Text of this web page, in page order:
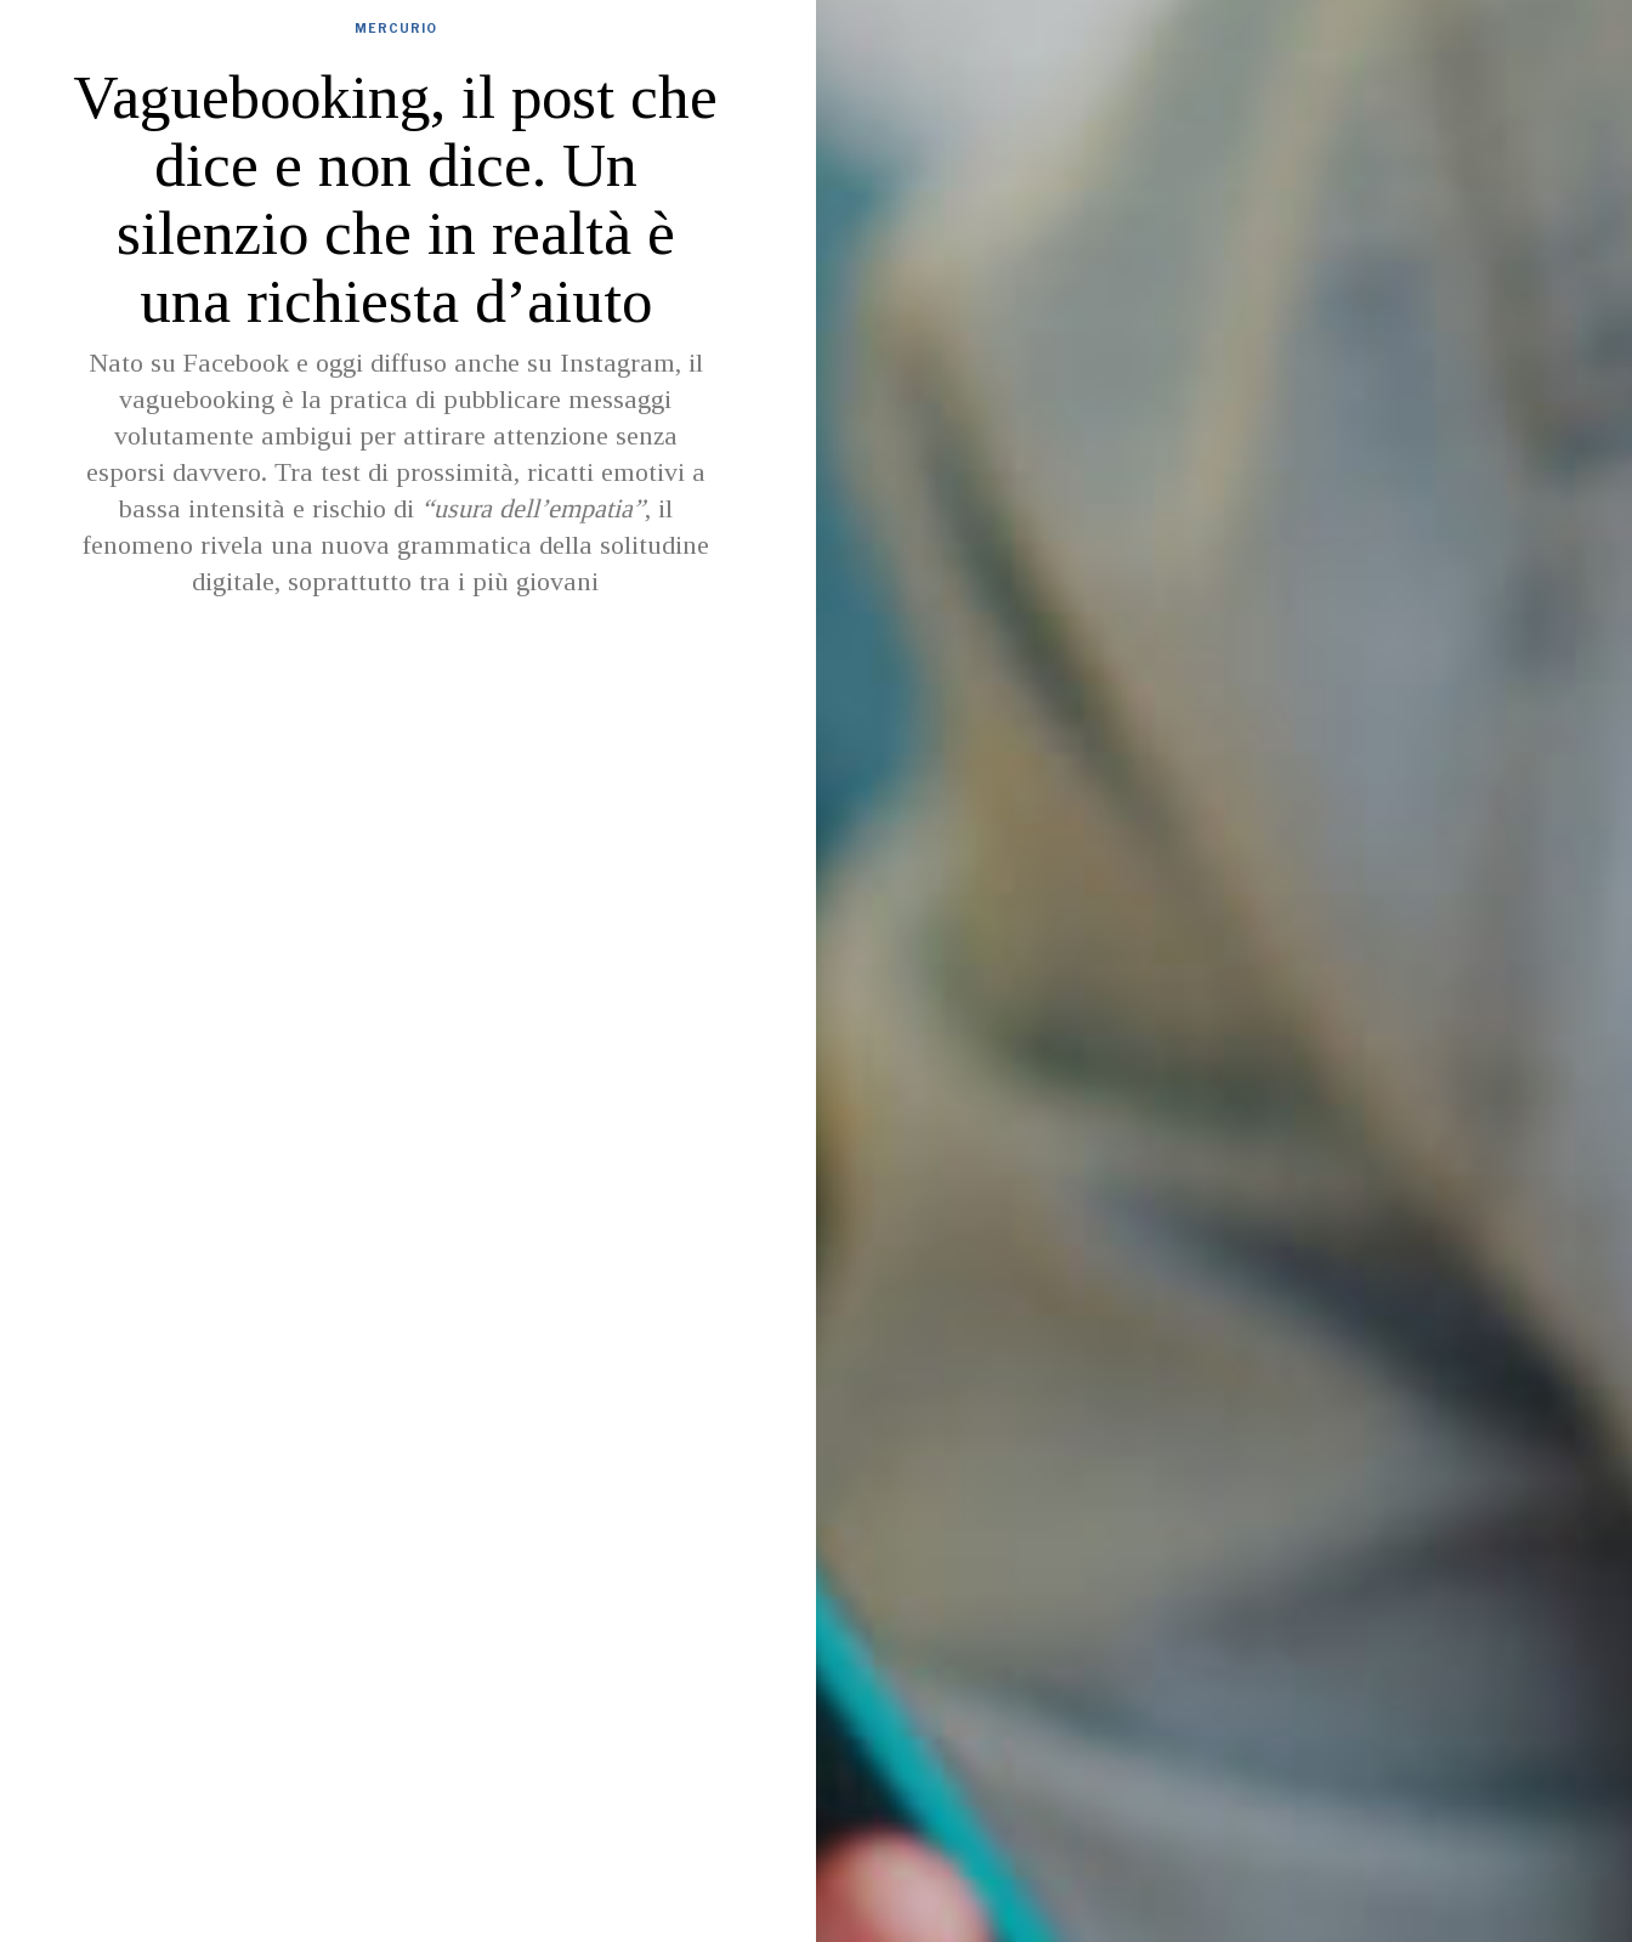
MERCURIO
Vaguebooking, il post che
dice e non dice. Un
silenzio che in realtà è
una richiesta d’aiuto
Nato su Facebook e oggi diffuso anche su Instagram, il
vaguebooking è la pratica di pubblicare messaggi
volutamente ambigui per attirare attenzione senza
esporsi davvero. Tra test di prossimità, ricatti emotivi a
bassa intensità e rischio di “usura dell’empatia”, il
fenomeno rivela una nuova grammatica della solitudine
digitale, soprattutto tra i più giovani